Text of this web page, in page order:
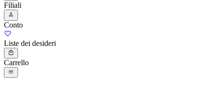
Filiali
Conto
Liste dei desideri
Carrello